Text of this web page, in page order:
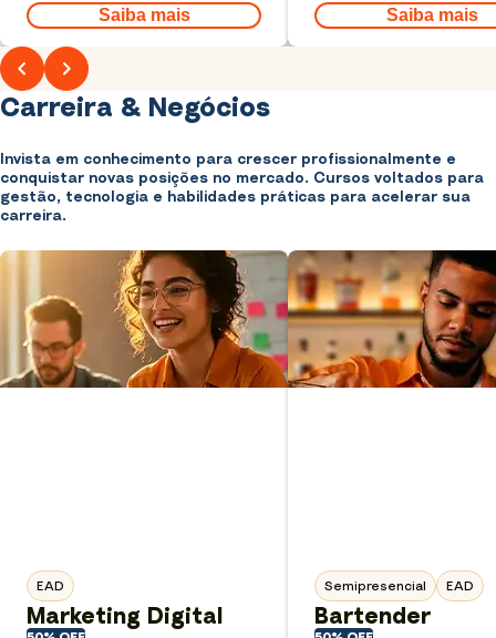
Saiba mais Saiba mais
Carreira & Negócios
Invista em conhecimento para crescer profissionalmente e
conquistar novas posições no mercado. Cursos voltados para
gestão, tecnologia e habilidades práticas para acelerar sua
carreira.
EAD
Marketing Digital
Semipresencial EAD
Bartender